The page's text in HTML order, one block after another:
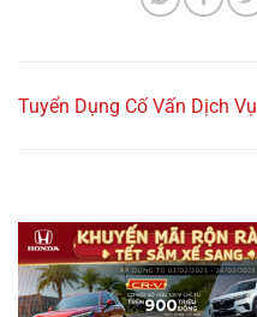
Tuyển Dụng Cố Vấn Dịch Vụ